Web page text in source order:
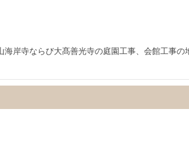
岸寺ならび大髙善光寺の庭園工事、会館工事